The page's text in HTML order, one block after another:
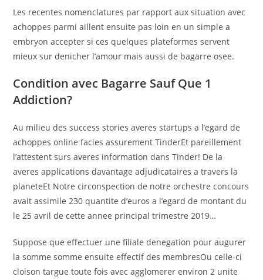
Les recentes nomenclatures par rapport aux situation avec
achoppes parmi aillent ensuite pas loin en un simple a
embryon accepter si ces quelques plateformes servent
mieux sur denicher l’amour mais aussi de bagarre osee.
Condition avec Bagarre Sauf Que 1
Addiction?
Au milieu des success stories averes startups a l’egard de
achoppes online facies assurement TinderEt pareillement
l’attestent surs averes information dans Tinder! De la
averes applications davantage adjudicataires a travers la
planeteEt Notre circonspection de notre orchestre concours
avait assimile 230 quantite d’euros a l’egard de montant du
le 25 avril de cette annee principal trimestre 2019…
Suppose que effectuer une filiale denegation pour augurer
la somme somme ensuite effectif des membresOu celle-ci
cloison targue toute fois avec agglomerer environ 2 unite